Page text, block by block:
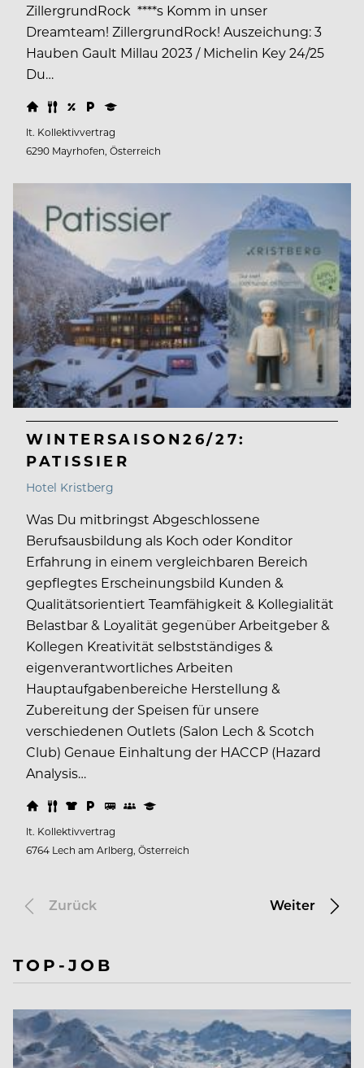
ZillergrundRock ****s Komm in unser
Dreamteam! ZillergrundRock! Auszeichung: 3
Hauben Gault Millau 2023 / Michelin Key 24/25
Du…
lt. Kollektivvertrag
6290 Mayrhofen, Österreich
WINTERSAISON26/27:
PATISSIER
Hotel Kristberg
Was Du mitbringst Abgeschlossene
Berufsausbildung als Koch oder Konditor
Erfahrung in einem vergleichbaren Bereich
gepflegtes Erscheinungsbild Kunden &
Qualitätsorientiert Teamfähigkeit & Kollegialität
Belastbar & Loyalität gegenüber Arbeitgeber &
Kollegen Kreativität selbstständiges &
eigenverantwortliches Arbeiten
Hauptaufgabenbereiche Herstellung &
Zubereitung der Speisen für unsere
verschiedenen Outlets (Salon Lech & Scotch
Club) Genaue Einhaltung der HACCP (Hazard
Analysis…
lt. Kollektivvertrag
6764 Lech am Arlberg, Österreich
Zurück Weiter
TOP-JOB